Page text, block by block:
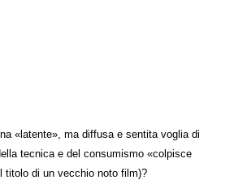
«latente», ma diffusa e sentita voglia di
tecnica e del consumismo «colpisce
titolo di un vecchio noto film)?